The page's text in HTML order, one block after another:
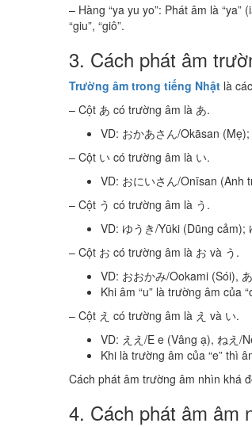
– Hàng “ya yu yo”: Phát âm là “ya”
“giu”, “giô”.
3. Cách phát âm
Trường âm trong tiếng Nhật là
– Cột あ có trường âm là あ.
VD: おかあさん/Okāsan
– Cột い có trường âm là い.
VD: おにいさん/Onīsan (Anh
– Cột う có trường âm là う.
VD: ゆうき/Yūki (Dũng cảm);
– Cột お có trường âm là お và う.
VD: おおかみ/Ookami (Sói),
Khi âm “u” là trường âm của
– Cột え có trường âm là え và い.
VD: ええ/E e (Vâng ạ), ねえ/
Khi là trường âm của “e” thì
Cách phát âm trường âm nhìn khá
4. Cách phát âm âm